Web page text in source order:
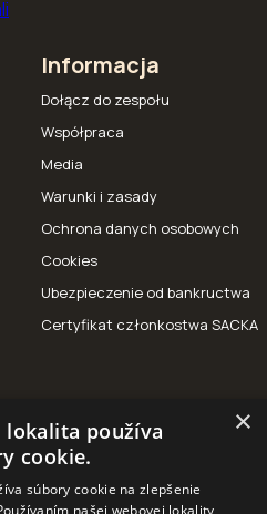
Informacja
Dołącz do zespołu
Współpraca
Media
Warunki i zasady
Ochrona danych osobowych
Cookies
Ubezpieczenie od bankructwa
Certyfikat członkostwa SACKA
YouTube ×
lokalita používa
cookie.
súbory cookie na zlepšenie
našej webovej lokality